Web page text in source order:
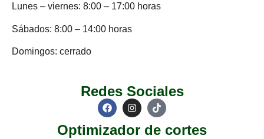
Lunes – viernes: 8:00 – 17:00 horas
Sábados: 8:00 – 14:00 horas
Domingos: cerrado
Redes Sociales
Optimizador de cortes